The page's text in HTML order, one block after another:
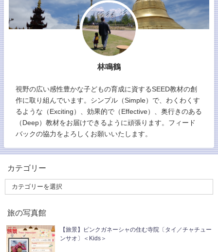
林鳴鶴
視野の広い感性豊かな子どもの育成に資するSEED教材の創
作に取り組んでいます。シンプル（Simple）で、わくわくす
るような（Exciting）、効果的で（Effective）、奥行きのある
（Deep）教材をお届けできるように頑張ります。フィード
バックの協力をよろしくお願いいたします。
カテゴリー
旅の写真館
【旅景】ピンクガネーシャの住む寺院〔タイ／チャチュー
ンサオ〕＜Kids＞